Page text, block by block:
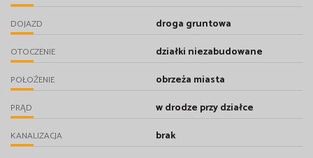
DOJAZD droga gruntowa
OTOCZENIE działki niezabudowane
POŁOŻENIE obrzeża miasta
PRĄD w drodze przy działce
KANALIZACJA brak